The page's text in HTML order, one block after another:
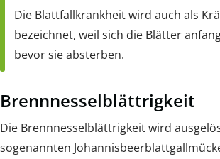
Die Blattfallkrankheit wird auch als
bezeichnet, weil sich die Blätter
bevor sie absterben.
Brennnesselblättrigkeit
Die Brennnesselblättrigkeit wird
sogenannten